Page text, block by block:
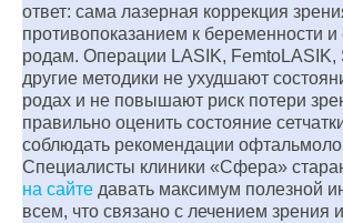
ответ: сама лазерная коррекция
противопоказанием к беременности
родам. Операции LASIK, FemtoLASIK,
другие методики не ухудшают
родах и не повышают риск потери
правильно оценить состояние
соблюдать рекомендации
Специалисты клиники «Сфера»
на сайте давать максимум полезной
всем, что связано с лечением зрения и